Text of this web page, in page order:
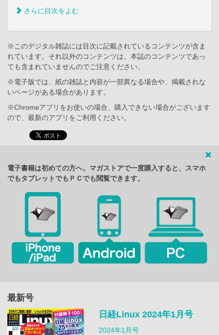
さらに目次をよむ
※このデジタル雑誌には目次に記載されているコンテンツが含ま
れています。それ以外のコンテンツは、本誌のコンテンツであっ
ても含まれていませんのでご注意ください。
※電子版では、紙の雑誌と内容が一部異なる場合や、掲載されな
いページがある場合があります。
※Chromeアプリをお使いの場合、購入できない場合がございます
ので、最新のアプリをご利用ください。
電子書籍は初めての方へ。マガストアで一度購入すると、スマホ
でもタブレットでもＰＣでも閲覧できます。
最新号
日経Linux 2024年1月号
2024年1月号